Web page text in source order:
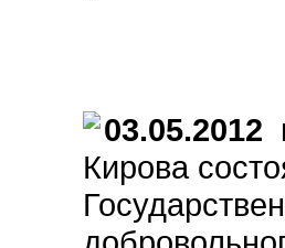
03.05.2012
Кирова